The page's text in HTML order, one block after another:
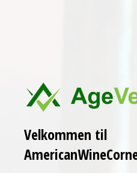
Velkommen til